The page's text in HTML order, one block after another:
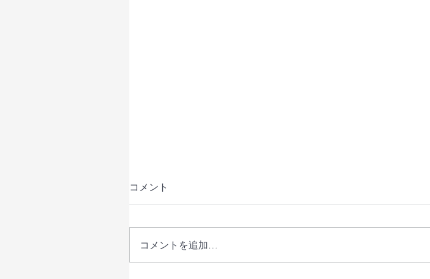
コメント
コメントを追加…